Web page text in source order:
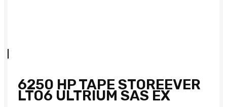
6250 HP TAPE STOREEVER
LTO6 ULTRIUM SAS EX